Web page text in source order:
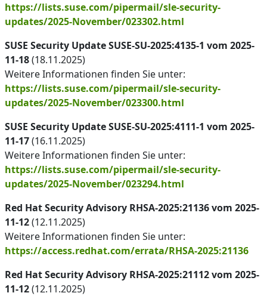
https://lists.suse.com/pipermail/sle-security-
updates/2025-November/023302.html
SUSE Security Update SUSE-SU-2025:4135-1 vom 2025-
11-18(18.11.2025)
Weitere Informationen finden Sie unter:
https://lists.suse.com/pipermail/sle-security-
updates/2025-November/023300.html
SUSE Security Update SUSE-SU-2025:4111-1 vom 2025-
11-17(16.11.2025)
Weitere Informationen finden Sie unter:
https://lists.suse.com/pipermail/sle-security-
updates/2025-November/023294.html
Red Hat Security Advisory RHSA-2025:21136 vom 2025-
11-12(12.11.2025)
Weitere Informationen finden Sie unter:
https://access.redhat.com/errata/RHSA-2025:21136
Red Hat Security Advisory RHSA-2025:21112 vom 2025-
11-12(12.11.2025)